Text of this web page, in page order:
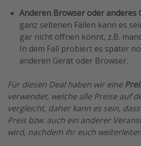
Anderen Browser oder anderes
ganz seltenen Fällen kann es
gar nicht öffnen könnt, z.B.
In dem Fall probiert es später
anderen Gerät oder Browser.
Für diesen Deal haben wir eine
verwendet, welche alle Preise auf
vergleicht, daher kann es sein,
Preis bzw. auch ein anderer
wird, nachdem ihr euch